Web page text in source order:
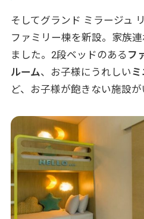
そしてグランド ミラージュ
ファミリー棟を新設。家族
ました。2段ベッドのある フ
ルーム、お子様にうれしい
ど、お子様が飽きない施設が